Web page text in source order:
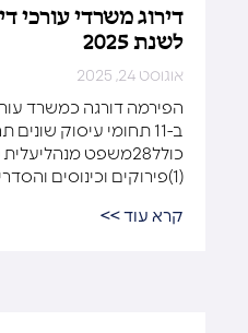
לשנת 2025
אוגוסט 24, 2025
הפירמה דורגה כמשרד
ב-11 תחומי עיסוק
(1)פירוקים וכינוסים והסדרי...
קרא עוד >>